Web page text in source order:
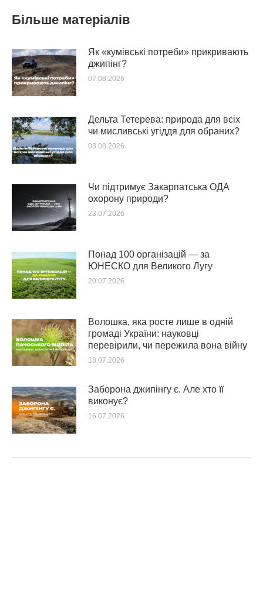
Більше матеріалів
Як «кумівські потреби» прикривають
джипінг?
07.08.2026
Дельта Тетерева: природа для всіх
чи мисливські угіддя для обраних?
03.08.2026
Чи підтримує Закарпатська ОДА
охорону природи?
23.07.2026
Понад 100 організацій — за
ЮНЕСКО для Великого Лугу
20.07.2026
Волошка, яка росте лише в одній
громаді України: науковці
перевірили, чи пережила вона війну
18.07.2026
Заборона джипінгу є. Але хто її
виконує?
16.07.2026